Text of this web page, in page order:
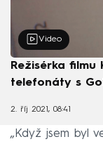
Video
Režisérka filmu
telefonáty s
2. říj 2021, 08:41
„Když jsem byl